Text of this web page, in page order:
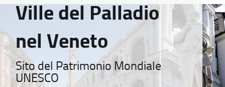
Ville del Palladio
nel Veneto
Sito del Patrimonio Mondiale
UNESCO